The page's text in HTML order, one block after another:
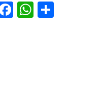
Facebook
WhatsApp